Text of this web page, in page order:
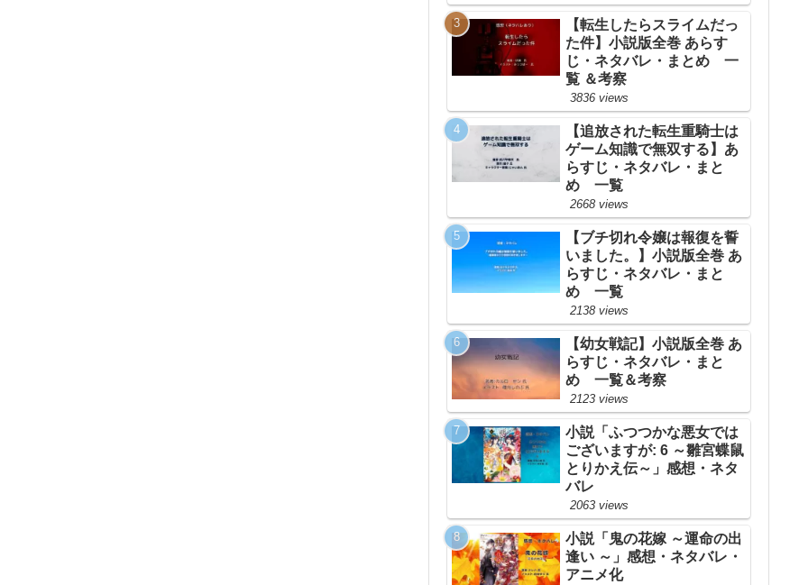
【転生したらスライムだっ
た件】小説版全巻 あらす
じ・ネタバレ・まとめ 一
覧 ＆考察
3836 views
【追放された転生重騎士は
ゲーム知識で無双する】あ
らすじ・ネタバレ・まと
め 一覧
2668 views
【ブチ切れ令嬢は報復を誓
いました。】小説版全巻 あ
らすじ・ネタバレ・まと
め 一覧
2138 views
【幼女戦記】小説版全巻 あ
らすじ・ネタバレ・まと
め 一覧＆考察
2123 views
小説「ふつつかな悪女では
ございますが: 6 ～雛宮蝶鼠
とりかえ伝～」感想・ネタ
バレ
2063 views
小説「鬼の花嫁 ～運命の出
逢い ～」感想・ネタバレ・
アニメ化